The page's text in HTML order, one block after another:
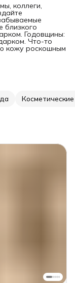
коллеги,
близкого
Годовщины:
Что-то
кожу роскошным